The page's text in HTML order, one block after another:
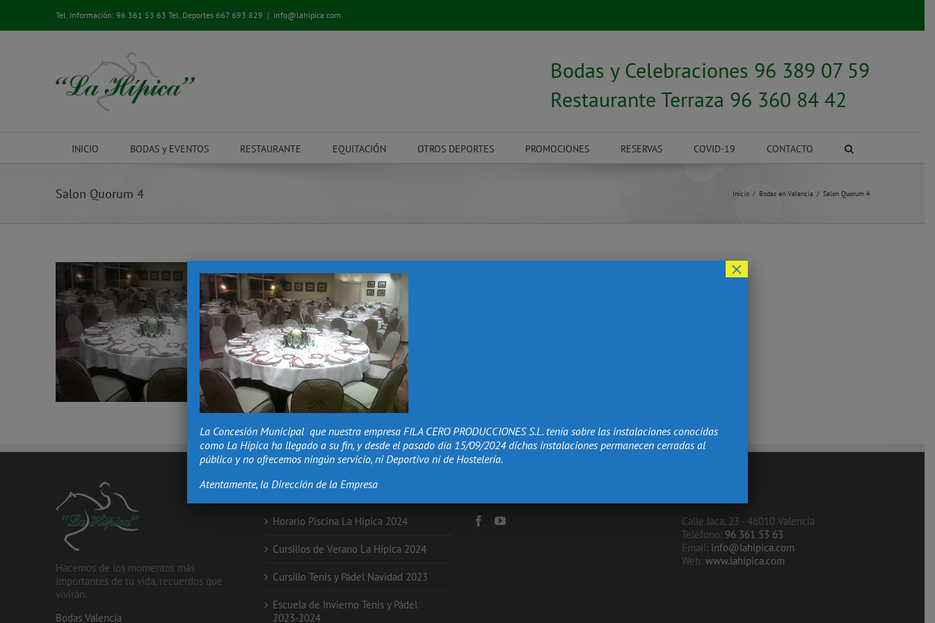
contenido
Tel. Información:96 361 53 63 Tel. Deportes667 693 829 | info@lahipica.com
Bodas y Celebraciones 96 389 07 59
Restaurante Terraza 96 360 84 42
INICIO BODAS y EVENTOS RESTAURANTE EQUITACIÓN OTROS DEPORTES PROMOCIONES RESERVAS COVID-19 CONTACTO
Salon Quorum 4 Inicio Bodas en Valencia Salon Quorum 4
Hacemos de los momentos más
importantes de tu vida, recuerdos que
vivirán.
Bodas Valencia
PROMOCIONES
Horario Piscina La Hipica 2024
Cursillos de Verano La Hípica 2024
Cursillo Tenis y Pádel Navidad 2023
Escuela de Invierno Tenis y Pádel
2023-2024
Calle Jaca, 23 - 46010 Valencia
Teléfono: 96 361 53 63
Email: info@lahipica.com
Web: www.lahipica.com
La Concesión Municipal que nuestra empresa FILA CERO PRODUCCIONES S.L. tenía sobre las instalaciones conocidas
como La Hípica ha llegado a su fin, y desde el pasado día 15/09/2024 dichas instalaciones permanecen cerradas al
público y no ofrecemos ningún servicio, ni Deportivo ni de Hostelería.
Atentamente, la Dirección de la Empresa
×